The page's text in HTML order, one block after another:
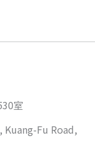
室
Fu Road,